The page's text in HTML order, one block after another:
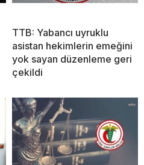
TTB: Yabancı uyruklu
asistan hekimlerin emeğini
yok sayan düzenleme geri
çekildi